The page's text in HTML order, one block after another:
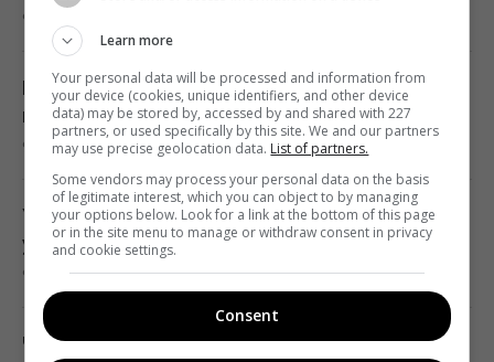
Україна з прохача допомоги
перетворилася на зразкового союзника
США, - The Atlantic
17:31 неділя, 09 серпня 2026
Чи справді салат корисніший за
бутерброд: експерти дали несподівану
відповідь
17:29 неділя, 09 серпня 2026
У 1946 році люди послали сигнал на Місяць:
9 серпня 2026, 18:34
Без хімії та липких стрічок: простий
кухонний лайфхак, який вижене мух із дому
9 серпня 2026, 18:33
Українців закликали кидати кульки з фольги
у пральну машину - навіщо так робити
9 серпня 2026, 18:24
Чи потрібно промивати макарони після
Learn more
Your personal data will be processed and information from
your device (cookies, unique identifiers, and other device
data) may be stored by, accessed by and shared with 227
partners, or used specifically by this site. We and our partners
may use precise geolocation data. List of partners.
Some vendors may process your personal data on the basis
of legitimate interest, which you can object to by managing
your options below. Look for a link at the bottom of this page
or in the site menu to manage or withdraw consent in privacy
and cookie settings.
Consent